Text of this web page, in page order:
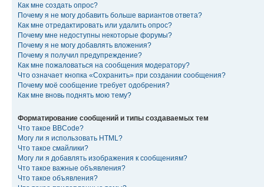
Как мне создать опрос?
Почему я не могу добавить больше вариантов ответа?
Как мне отредактировать или удалить опрос?
Почему мне недоступны некоторые форумы?
Почему я не могу добавлять вложения?
Почему я получил предупреждение?
Как мне пожаловаться на сообщения модератору?
Что означает кнопка «Сохранить» при создании сообщения?
Почему моё сообщение требует одобрения?
Как мне вновь поднять мою тему?
Форматирование сообщений и типы создаваемых тем
Что такое BBCode?
Могу ли я использовать HTML?
Что такое смайлики?
Могу ли я добавлять изображения к сообщениям?
Что такое важные объявления?
Что такое объявления?